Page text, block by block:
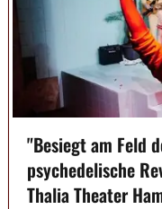
"Besiegt am Feld
psychedelische
Thalia Theater